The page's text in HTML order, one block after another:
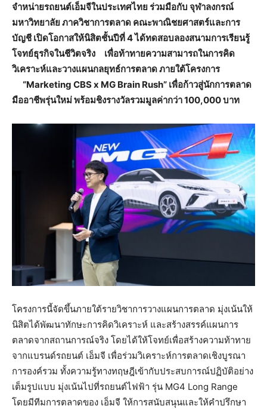
จำหน่ายรถยนต์เอ็มจีในประเทศไทยร่วมมือกับ จุฬาลงกรณ์
มหาวิทยาลัยภาควิชาการตลาด คณะพาณิชยศาสตร์และการ
บัญชี เปิดโอกาสให้นิสิตชั้นปีที่4ได้ทดสอบลองสนามการเรียนรู้
โจทย์ธุรกิจในชีวิตจริง
เพื่อท้าทายความสามารถในการคิด
วิเคราะห์และวางแผนกลยุทธ์การตลาดภายใต้โครงการ
“Marketing CBS x MG Brain Rush” เพื่อก้าวสู่นักการตลาด
มืออาชีพรุ่นใหม่พร้อมชิงรางวัลรวมมูลค่ากว่า100,000บาท
โครงการนี้จัดขึ้นภายใต้รายวิชาการวางแผนการตลาด มุ่งเน้นให้
นิสิตได้พัฒนาทักษะการคิดวิเคราะห์ และสร้างสรรค์แผนการ
ตลาดจากสถานการณ์จริง โดยได้ให้โจทย์เพื่อสร้างความท้าทาย
จากแบรนด์รถยนต์ เอ็มจี เพื่อร่วมวิเคราะห์การตลาดเชิงบูรณา
การองค์รวม ทั้งความรู้ทางทฤษฎีเข้ากับประสบการณ์ปฏิบัติอย่าง
เต็มรูปแบบ มุ่งเน้นไปที่รถยนต์ไฟฟ้า รุ่น MG4 Long Range
โดยมีทีมการตลาดของ เอ็มจี ให้การสนับสนุนและให้คำปรึกษา